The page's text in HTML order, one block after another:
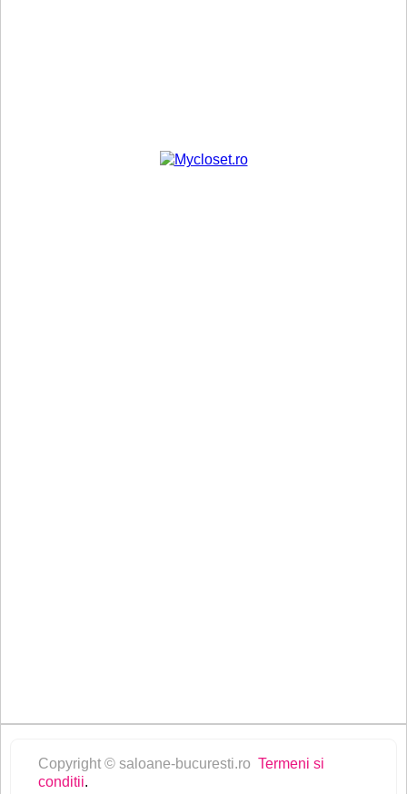
Copyright © saloane-bucuresti.ro Termeni si
conditii.